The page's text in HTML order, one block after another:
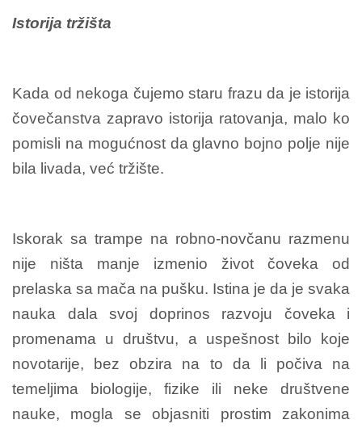
Istorija tržišta
Kada od nekoga čujemo staru frazu da je istorija
čovečanstva zapravo istorija ratovanja, malo ko
pomisli na mogućnost da glavno bojno polje nije
bila livada, već tržište.
Iskorak sa trampe na robno-novčanu razmenu
nije ništa manje izmenio život čoveka od
prelaska sa mača na pušku. Istina je da je svaka
nauka dala svoj doprinos razvoju čoveka i
promenama u društvu, a uspešnost bilo koje
novotarije, bez obzira na to da li počiva na
temeljima biologije, fizike ili neke društvene
nauke, mogla se objasniti prostim zakonima